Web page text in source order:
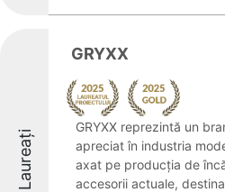
Laureați
GRYXX
GRYXX reprezintă un
apreciat în industria
axat pe producția de
accesorii actuale,